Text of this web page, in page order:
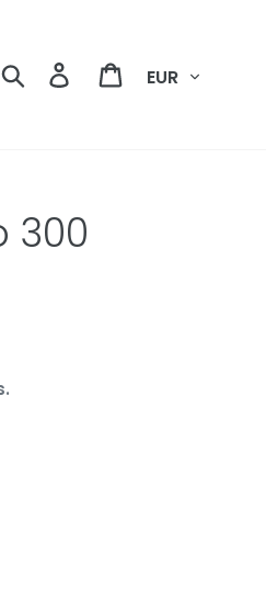
Buscar IngresarCarrito
300